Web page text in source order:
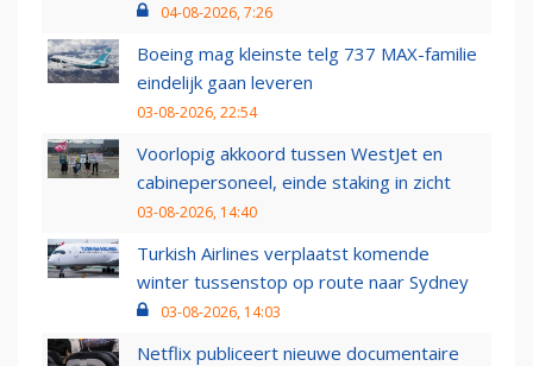
04-08-2026, 7:26
Boeing mag kleinste telg 737 MAX-familie
eindelijk gaan leveren
03-08-2026, 22:54
Voorlopig akkoord tussen WestJet en
cabinepersoneel, einde staking in zicht
03-08-2026, 14:40
Turkish Airlines verplaatst komende
winter tussenstop op route naar Sydney
03-08-2026, 14:03
Netflix publiceert nieuwe documentaire